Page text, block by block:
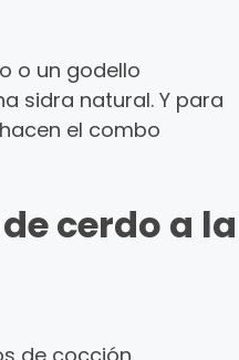
o un godello
sidra natural. Y para
el combo
cerdo a la